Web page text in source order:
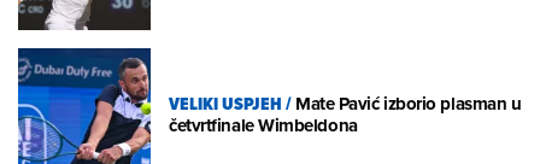
VELIKI USPJEH/Mate Pavić izborio plasman u
četvrtfinale Wimbeldona